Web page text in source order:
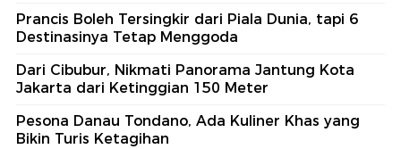
Prancis Boleh Tersingkir dari Piala Dunia, tapi 6
Destinasinya Tetap Menggoda
Dari Cibubur, Nikmati Panorama Jantung Kota
Jakarta dari Ketinggian 150 Meter
Pesona Danau Tondano, Ada Kuliner Khas yang
Bikin Turis Ketagihan